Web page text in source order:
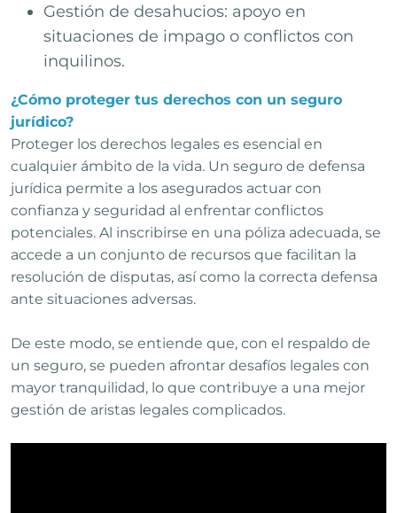
Gestión de desahucios: apoyo en
situaciones de impago o conflictos con
inquilinos.
¿Cómo proteger tus derechos con un seguro
jurídico?
Proteger los derechos legales es esencial en
cualquier ámbito de la vida. Un seguro de defensa
jurídica permite a los asegurados actuar con
confianza y seguridad al enfrentar conflictos
potenciales. Al inscribirse en una póliza adecuada, se
accede a un conjunto de recursos que facilitan la
resolución de disputas, así como la correcta defensa
ante situaciones adversas.
De este modo, se entiende que, con el respaldo de
un seguro, se pueden afrontar desafíos legales con
mayor tranquilidad, lo que contribuye a una mejor
gestión de aristas legales complicados.